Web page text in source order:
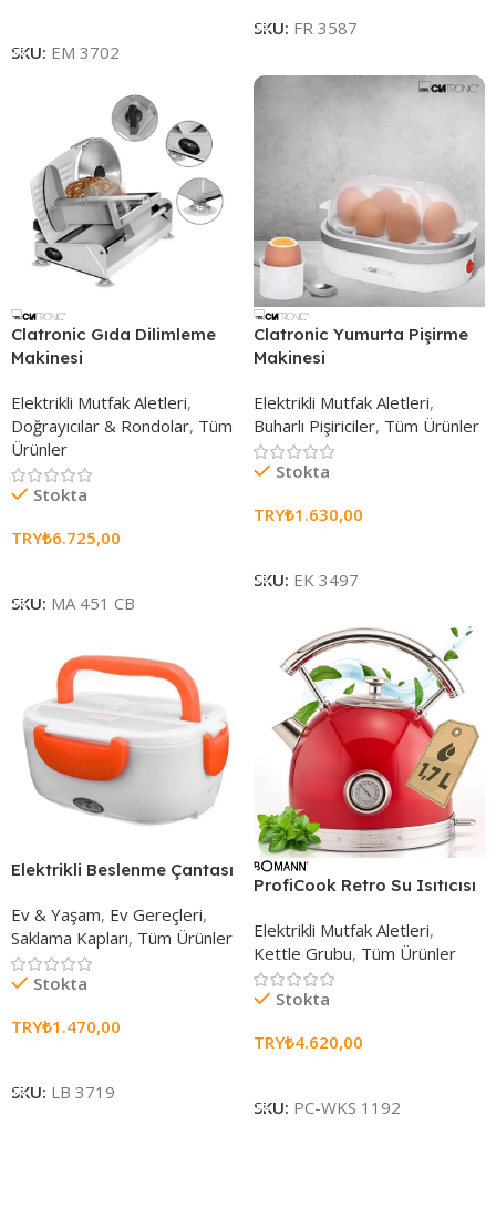
SKU: EM 3702
SKU: FR 3587
Clatronic Gıda Dilimleme
Makinesi
Elektrikli Mutfak Aletleri,
Doğrayıcılar & Rondolar, Tüm
Ürünler
Stokta
TRY₺6.725,00
SKU: MA 451 CB
Clatronic Yumurta Pişirme
Makinesi
Elektrikli Mutfak Aletleri,
Buharlı Pişiriciler, Tüm Ürünler
Stokta
TRY₺1.630,00
SKU: EK 3497
Elektrikli Beslenme Çantası
Ev & Yaşam, Ev Gereçleri,
Saklama Kapları, Tüm Ürünler
Stokta
TRY₺1.470,00
SKU: LB 3719
ProfiCook Retro Su Isıtıcısı
Elektrikli Mutfak Aletleri,
Kettle Grubu, Tüm Ürünler
Stokta
TRY₺4.620,00
SKU: PC-WKS 1192